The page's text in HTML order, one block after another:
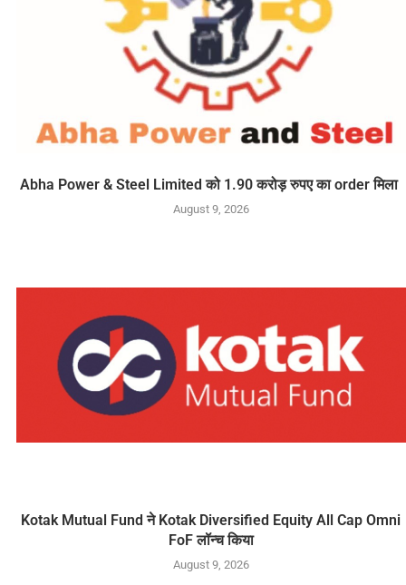
Abha Power & Steel Limited को 1.90 करोड़ रुपए का order मिला
August 9, 2026
Kotak Mutual Fund ने Kotak Diversified Equity All Cap Omni
FoF लॉन्च किया
August 9, 2026